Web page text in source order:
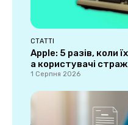
СТАТТІ
Apple: 5 разів, коли
а користувачі
1 Серпня 2026